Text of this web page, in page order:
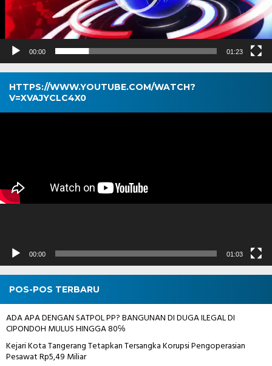
00:00 01:23
HTTPS://WWW.YOUTUBE.COM/WATCH?
V=XVAJYCLC4X0
Pemutar
00:00 01:03
POS-POS TERBARU
ADA APA DENGAN SATPOL PP? BANGUNAN DI DUGA ILEGAL DI
CIPONDOH MULUS HINGGA 80℅
Kejari Kota Tangerang Tetapkan Tersangka Korupsi Pengoperasian
Pesawat Rp5,49 Miliar